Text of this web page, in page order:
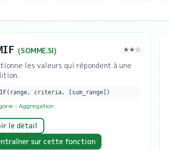
(SOMME.SI) ★★☆
les valeurs qui répondent à une
criteria, [sum_range])
:Aggregation
le détail
sur cette fonction